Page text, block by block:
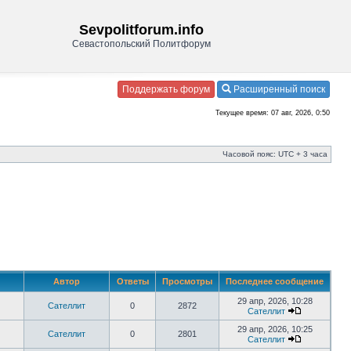
Sevpolitforum.info
Севастопольский Политфорум
Поддержать форум Расширенный поиск
Текущее время: 07 авг, 2026, 0:50
Часовой пояс: UTC + 3 часа
Автор Ответы Просмотры Последнее сообщение
Сателлит 0 2872
29 апр, 2026, 10:28
Сателлит
Сателлит 0 2801
29 апр, 2026, 10:25
Сателлит